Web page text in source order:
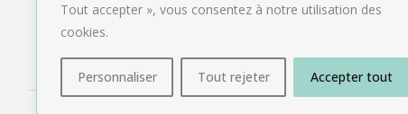
Tout accepter », vous consentez à notre utilisation des
cookies.
Personnaliser Tout rejeter Accepter tout